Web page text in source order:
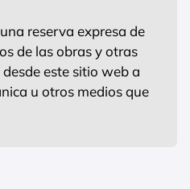
reserva expresa de
de las obras y otras
este sitio web a
u otros medios que